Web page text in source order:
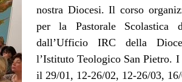
nostra Diocesi. Il corso
per la Pastorale Scolastica
dall’Ufficio IRC della
l’Istituto Teologico San Pietro.
il 29/01, 12-26/02, 12-26/03,